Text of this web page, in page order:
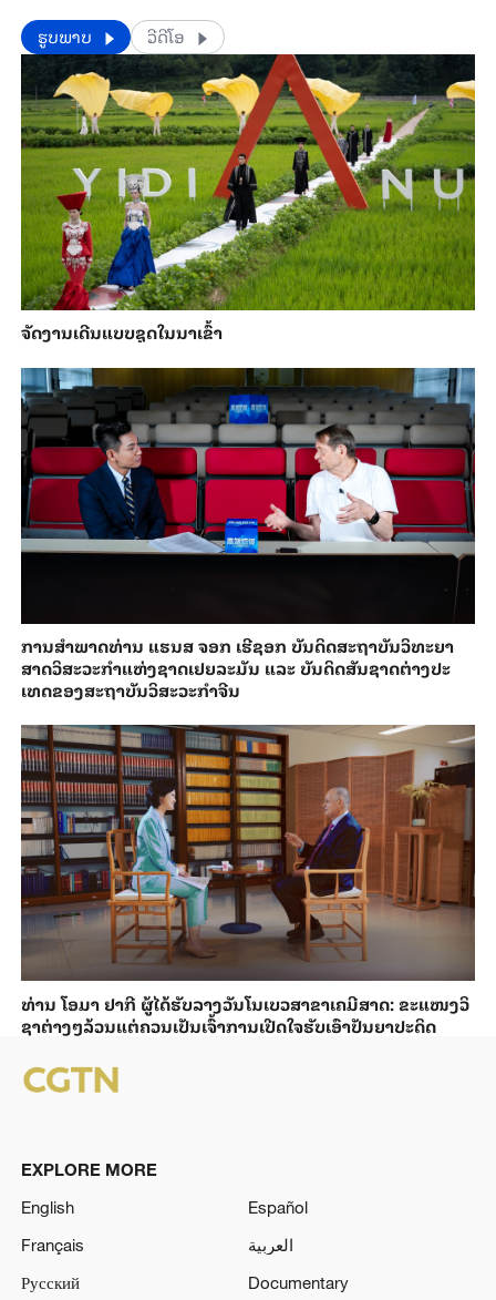
​​ຮູບພາບ ວີດີໂອ
ຈັດງານເດີນແບບຊຸດໃນນາເຂົ້າ
ການ​ສຳ​ພາດ​ທ່ານ ແຮນ​ສ ຈອກ ເຮີ​ຊອກ ​ບັນ​ດິດ​ສະ​ຖາ​ບັນວິ​ທະ​ຍາ​
ສາດວິ​ສະ​ວະ​ກຳ​ແຫ່ງ​ຊາດ​ເຢຍ​ລະ​ມັນ ແລະ ບັນ​ດິດ​ສັນ​ຊາດ​ຕ່າງ​ປະ​
ເທດ​ຂອງສະ​ຖາ​ບັນ​ວິ​ສະ​ວະ​ກຳ​ຈີນ
ທ່ານ ໂອມາ ຢາ​ກີ ຜູ້​ໄດ້​ຮັບ​ລາງວັນ​ໂນ​ເບວ​ສາ​ຂາ​ເຄ​ມີສາດ: ຂະ​ແໜງວິ​
ຊາ​ຕ່າງໆ​ລ້ວນ​ແຕ່​ຄວນ​ເປັນ​ເຈົ້າ​ການເປີດ​ໃຈ​ຮັບ​​ເອົາ​ປັນ​ຍາ​ປະ​ດິດ
EXPLORE MORE
English
Español
Français
العربية
Русский
Documentary